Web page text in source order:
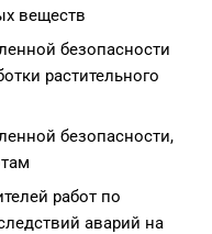
веществ
безопасности
растительного
безопасности,
работ по
аварий на